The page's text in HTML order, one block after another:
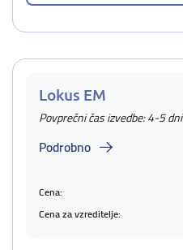
Lokus EM
Povprečni čas izvedbe: 4-5 dni
Podrobno
Cena:
Cena za vzreditelje: